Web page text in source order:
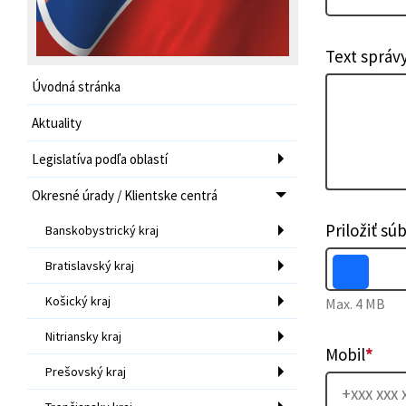
Úvodná stránka
Aktuality
Legislatíva podľa oblastí
Okresné úrady / Klientske centrá
Banskobystrický kraj
Bratislavský kraj
Košický kraj
Nitriansky kraj
Prešovský kraj
Text
Priložiť
Max. 4 MB
Mobil*